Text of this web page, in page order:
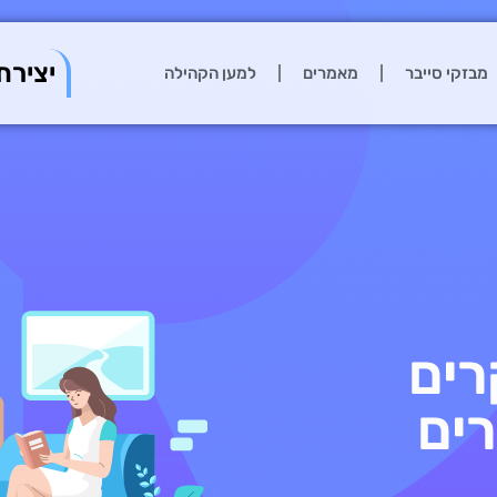
מבזקי סייבר מאמרים למען הקהילה